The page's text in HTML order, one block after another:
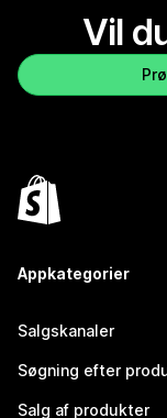
Vil
Appkategorier
Salgskanaler
Søgning efter
Salg af produkter